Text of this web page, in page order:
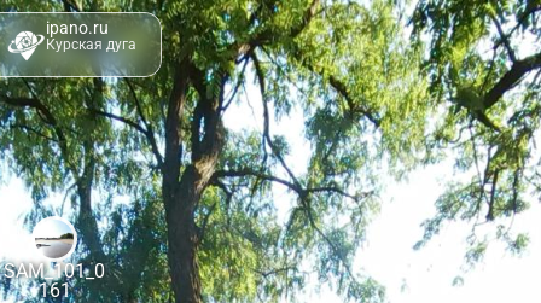
ipano.ru
Курская дуга
SAM_101_0
161